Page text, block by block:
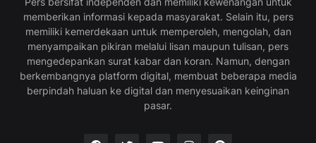
memberikan informasi kepada masyarakat. Selain itu, pers
memiliki kemerdekaan untuk memperoleh, mengolah, dan
menyampaikan pikiran melalui lisan maupun tulisan, pers
mengedepankan surat kabar dan koran. Namun, dengan
berkembangnya platform digital, membuat beberapa media
berpindah haluan ke digital dan menyesuaikan keinginan
pasar.